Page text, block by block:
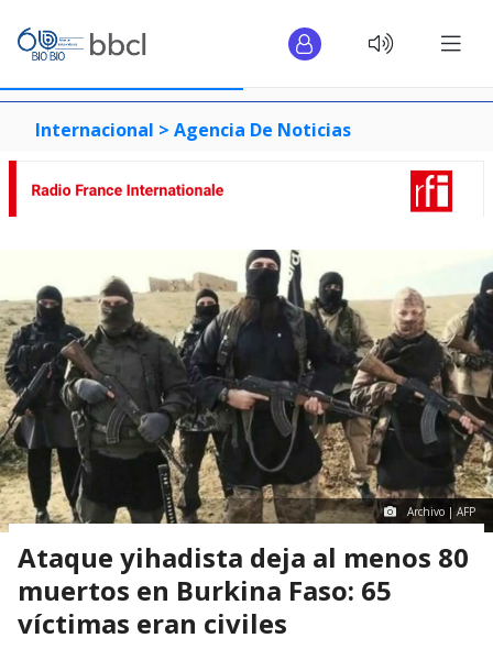
Internacional > Agencia De Noticias
Archivo | AFP
Ataque yihadista deja al menos 80
muertos en Burkina Faso: 65
víctimas eran civiles